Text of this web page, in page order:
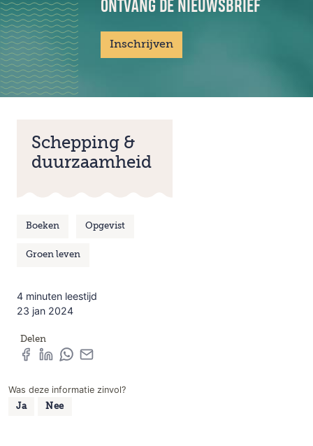
ONTVANG DE NIEUWSBRIEF
Inschrijven
Schepping &
duurzaamheid
Boeken Opgevist
Groen leven
4 minuten leestijd
23 jan 2024
Delen
Was deze informatie zinvol?
Ja Nee